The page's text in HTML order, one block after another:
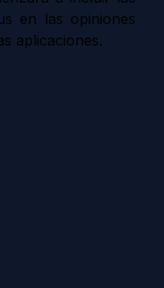
en las opiniones
aplicaciones.